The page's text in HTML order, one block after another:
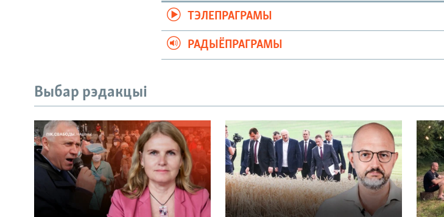
ТЭЛЕПРАГРАМЫ
РАДЫЁПРАГРАМЫ
Выбар рэдакцыі